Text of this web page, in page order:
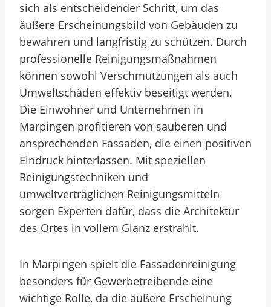
sich als entscheidender Schritt, um das
äußere Erscheinungsbild von Gebäuden zu
bewahren und langfristig zu schützen. Durch
professionelle Reinigungsmaßnahmen
können sowohl Verschmutzungen als auch
Umweltschäden effektiv beseitigt werden.
Die Einwohner und Unternehmen in
Marpingen profitieren von sauberen und
ansprechenden Fassaden, die einen positiven
Eindruck hinterlassen. Mit speziellen
Reinigungstechniken und
umweltverträglichen Reinigungsmitteln
sorgen Experten dafür, dass die Architektur
des Ortes in vollem Glanz erstrahlt.
In Marpingen spielt die Fassadenreinigung
besonders für Gewerbetreibende eine
wichtige Rolle, da die äußere Erscheinung